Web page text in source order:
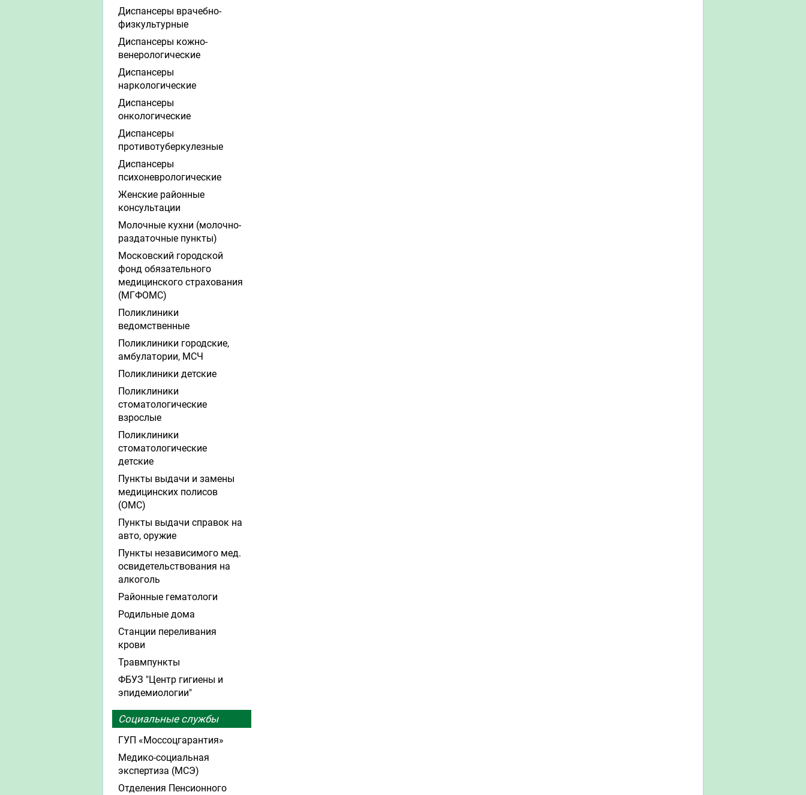
Диспансеры врачебно-
физкультурные
Диспансеры кожно-
венерологические
Диспансеры
наркологические
Диспансеры
онкологические
Диспансеры
противотуберкулезные
Диспансеры
психоневрологические
Женские районные
консультации
Молочные кухни (молочно-
раздаточные пункты)
Московский городской
фонд обязательного
медицинского страхования
(МГФОМС)
Поликлиники
ведомственные
Поликлиники городские,
амбулатории, МСЧ
Поликлиники детские
Поликлиники
стоматологические
взрослые
Поликлиники
стоматологические
детские
Пункты выдачи и замены
медицинских полисов
(ОМС)
Пункты выдачи справок на
авто, оружие
Пункты независимого мед.
освидетельствования на
алкоголь
Районные гематологи
Родильные дома
Станции переливания
крови
Травмпункты
ФБУЗ "Центр гигиены и
эпидемиологии"
Социальные службы
ГУП «Моссоцгарантия»
Медико-социальная
экспертиза (МСЭ)
Отделения Пенсионного